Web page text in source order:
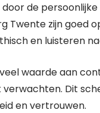
de
Twente zijn goed
en luisteren
waarde aan
Dit
en vertrouwen.